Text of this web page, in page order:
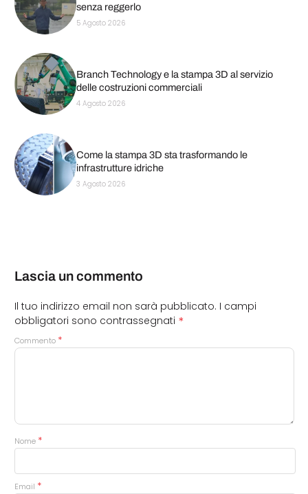
senza reggerlo
5 Agosto 2026
Branch Technology e la stampa 3D al servizio
delle costruzioni commerciali
4 Agosto 2026
Come la stampa 3D sta trasformando le
infrastrutture idriche
3 Agosto 2026
Lascia un commento
Il tuo indirizzo email non sarà pubblicato. I campi
obbligatori sono contrassegnati *
Commento *
Nome *
Email *